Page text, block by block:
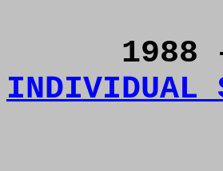
1988
INDIVIDUAL